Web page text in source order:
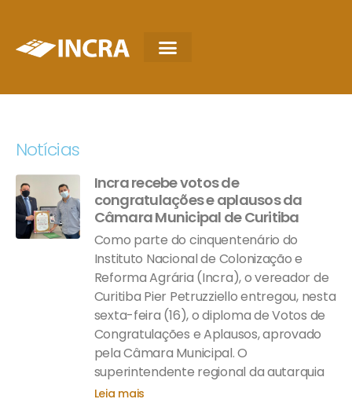
Notícias
Incra recebe votos de
congratulações e aplausos da
Câmara Municipal de Curitiba
Como parte do cinquentenário do
Instituto Nacional de Colonização e
Reforma Agrária (Incra), o vereador de
Curitiba Pier Petruzziello entregou, nesta
sexta-feira (16), o diploma de Votos de
Congratulações e Aplausos, aprovado
pela Câmara Municipal. O
superintendente regional da autarquia
Leia mais